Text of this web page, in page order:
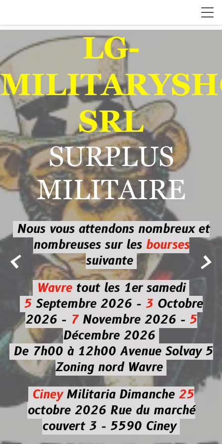
 
LG-
SRL
SURPLUS
MILITAIRE
Nous vous attendons nombreux et
nombreuses sur les bourses
suivante
Wavretout les 1er samedi
5Septembre 2026 - 3Octobre
2026 -7Novembre 2026 - 5
Décembre 2026
De 7h00 à 12h00 Avenue Solvay 5
Zoning nord Wavre
CineyMilitaria Dimanche 25
octobre 2026Rue du marché
couvert 3 - 5590 Ciney